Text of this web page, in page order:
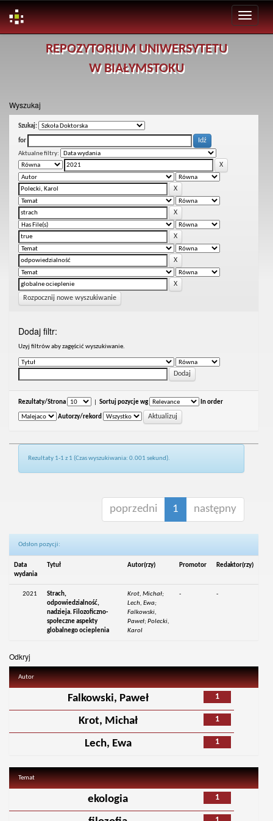
REPOZYTORIUM UNIWERSYTETU
W BIAŁYMSTOKU
Wyszukaj
Szukaj:
for
Aktualne filtry:
Rozpocznij nowe wyszukiwanie
Dodaj filtr:
Uzyj filtrów aby zagęścić wyszukiwanie.
Rezultaty/Strona Sortuj pozycje wg In order
Autorzy/rekord
Rezultaty 1-1 z 1 (Czas wyszukiwania: 0.001 sekund).
poprzedni 1 następny
Odsłon pozycji:
Data
wydania
Tytuł Autor(rzy) Promotor Redaktor(rzy)
2021
Strach,
odpowiedzialność,
nadzieja. Filozoficzno-
społeczne aspekty
globalnego ocieplenia
Krot, Michał;
Lech, Ewa;
Falkowski,
Paweł; Polecki,
Karol
- -
Odkryj
Autor
1
Falkowski, Paweł
1
Krot, Michał
1
Lech, Ewa
Temat
1
ekologia